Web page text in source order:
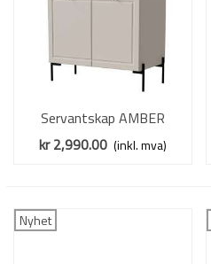
Servantskap AMBER
80x72,5 cm - cashmere - 2
kr 2,990.00 (inkl. mva)
Nyhet